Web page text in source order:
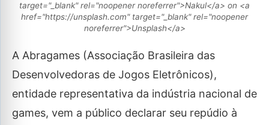
target="_blank" rel="noopener noreferrer">Nakul</a> on <a
href="https://unsplash.com" target="_blank" rel="noopener
noreferrer">Unsplash</a>
A Abragames (Associação Brasileira das
Desenvolvedoras de Jogos Eletrônicos),
entidade representativa da indústria nacional de
games, vem a público declarar seu repúdio à